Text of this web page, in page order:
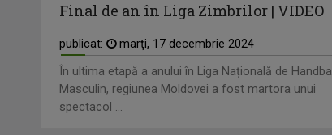
Final de an în Liga Zimbrilor | VIDEO
publicat:
marţi, 17 decembrie 2024
În ultima etapă a anului în Liga Națională de Handbal
Masculin, regiunea Moldovei a fost martora unui
spectacol ...